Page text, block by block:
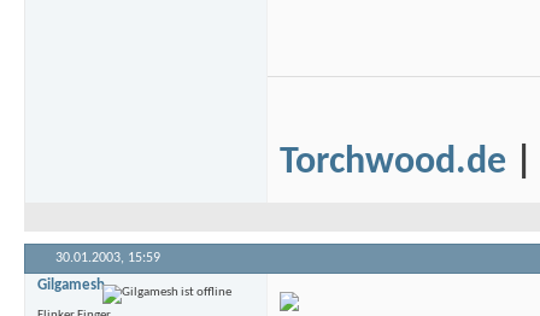
Torchwood.de
30.01.2003, 15:59
Gilgamesh